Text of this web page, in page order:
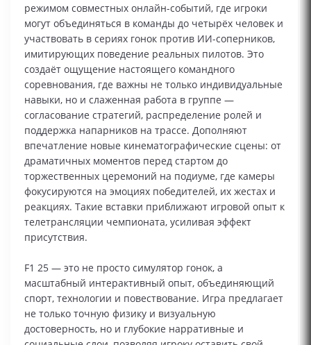
режимом совместных онлайн-событий, где игроки
могут объединяться в команды до четырёх человек и
участвовать в сериях гонок против ИИ-соперников,
имитирующих поведение реальных пилотов. Это
создаёт ощущение настоящего командного
соревнования, где важны не только индивидуальные
навыки, но и слаженная работа в группе —
согласование стратегий, распределение ролей и
поддержка напарников на трассе. Дополняют
впечатление новые кинематографические сцены: от
драматичных моментов перед стартом до
торжественных церемоний на подиуме, где камеры
фокусируются на эмоциях победителей, их жестах и
реакциях. Такие вставки приближают игровой опыт к
телетрансляции чемпионата, усиливая эффект
присутствия.
F1 25 — это не просто симулятор гонок, а
масштабный интерактивный опыт, объединяющий
спорт, технологии и повествование. Игра предлагает
не только точную физику и визуальную
достоверность, но и глубокие нарративные и